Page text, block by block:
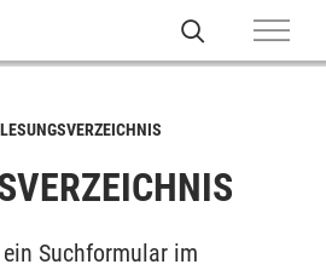
Suchformular im